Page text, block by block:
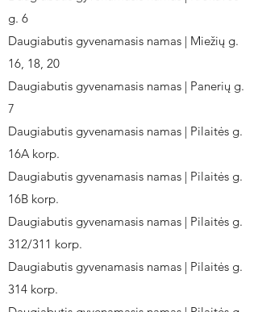
g. 6
Daugiabutis gyvenamasis namas | Miežių g.
16, 18, 20
Daugiabutis gyvenamasis namas | Panerių g.
7
Daugiabutis gyvenamasis namas | Pilaitės g.
16A korp.
Daugiabutis gyvenamasis namas | Pilaitės g.
16B korp.
Daugiabutis gyvenamasis namas | Pilaitės g.
312/311 korp.
Daugiabutis gyvenamasis namas | Pilaitės g.
314 korp.